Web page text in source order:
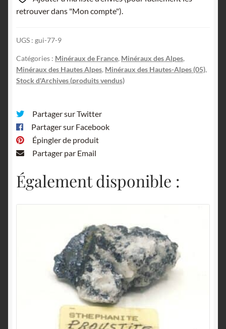
retrouver dans "Mon compte").
UGS : gui-77-9
Catégories : Minéraux de France, Minéraux des Alpes,
Minéraux des Hautes Alpes, Minéraux des Hautes-Alpes (05),
Stock d'Archives (produits vendus)
Partager sur Twitter
Partager sur Facebook
Épingler de produit
Partager par Email
Également disponible :